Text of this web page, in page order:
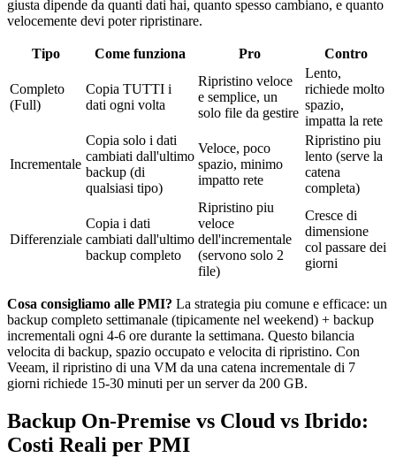
giusta dipende da quanti dati hai, quanto spesso cambiano, e quanto
velocemente devi poter ripristinare.
Tipo Come funziona Pro Contro
Completo
(Full)
Copia TUTTI i
dati ogni volta
Ripristino veloce
e semplice, un
solo file da gestire
Lento,
richiede molto
spazio,
impatta la rete
Incrementale
Copia solo i dati
cambiati dall'ultimo
backup (di
qualsiasi tipo)
Veloce, poco
spazio, minimo
impatto rete
Ripristino piu
lento (serve la
catena
completa)
Differenziale
Copia i dati
cambiati dall'ultimo
backup completo
Ripristino piu
veloce
dell'incrementale
(servono solo 2
file)
Cresce di
dimensione
col passare dei
giorni
Cosa consigliamo alle PMI? La strategia piu comune e efficace: un
backup completo settimanale (tipicamente nel weekend) + backup
incrementali ogni 4-6 ore durante la settimana. Questo bilancia
velocita di backup, spazio occupato e velocita di ripristino. Con
Veeam, il ripristino di una VM da una catena incrementale di 7
giorni richiede 15-30 minuti per un server da 200 GB.
Backup On-Premise vs Cloud vs Ibrido:
Costi Reali per PMI